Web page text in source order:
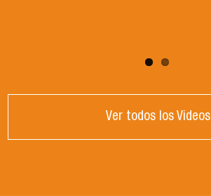
Ver todos los Videos